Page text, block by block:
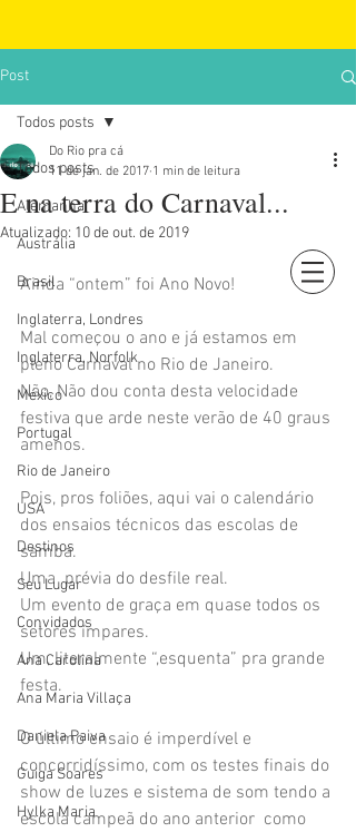
Post
Todos posts
Alemanha
Austrália
Brasil
Inglaterra, Londres
Inglaterra, Norfolk
México
Portugal
Rio de Janeiro
USA
Destinos
Seu Lugar
Convidados
Ana Carolina
Ana Maria Villaça
Daniela Paiva
Guiga Soares
Hylka Maria
Todos posts
E na terra do Carnaval...
Do Rio pra cá
11 de jan. de 2017 1 min de leitura
Atualizado: 10 de out. de 2019
Ainda “ontem” foi Ano Novo!
Mal começou o ano e já estamos em
pleno Carnaval no Rio de Janeiro.
Não, Não dou conta desta velocidade
festiva que arde neste verão de 40 graus
amenos.
Pois, pros foliões, aqui vai o calendário
dos ensaios técnicos das escolas de
samba.
Uma  prévia do desfile real.
Um evento de graça em quase todos os
setores ímpares.
Um, literalmente “,esquenta” pra grande
festa.
O último ensaio é imperdível e
concorridíssimo, com os testes finais do
show de luzes e sistema de som tendo a
escola campeã do ano anterior  como